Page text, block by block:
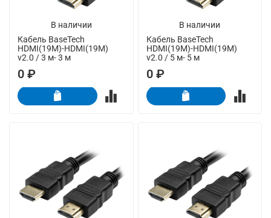
В наличии
Кабель BaseTech
HDMI(19M)-HDMI(19M)
v2.0 / 3 м- 3 м
0 ₽
В наличии
Кабель BaseTech
HDMI(19M)-HDMI(19M)
v2.0 / 5 м- 5 м
0 ₽